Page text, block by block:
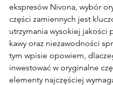
ekspresów Nivona, wybór
części zamiennych jest
utrzymania wysokiej jakości
kawy oraz niezawodności
tym wpisie opowiem,
inwestować w oryginalne
elementy najczęściej